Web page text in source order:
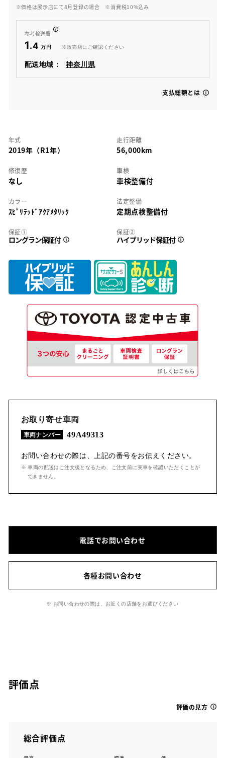
※価格は展示店にて8月登録の場合 ※消費税10%込み
参考輸送費
1.4 ※販売店にご確認ください
配送地域： 神奈川県
支払総額とは
年式
2019年（R1年）
走行距離
56,000km
修復歴
なし
車検
車検整備付
カラー
ｽﾋﾟﾘﾃｯﾄﾞｱｸｱﾒﾀﾘｯｸ
法定整備
定期点検整備付
保証①
ロングラン保証付
保証②
ハイブリッド保証付
お取り寄せ車両
車両ナンバー 49A49313
お問い合わせの際は、上記の番号をお伝えください。
※ 車両の配送はご注文後となるため、ご注文前に実車を確認いただくことが
できません。
電話でお問い合わせ
各種お問い合わせ
※ お問い合わせの際は、お近くの店舗をお選びください
評価点
評価の見方
総合評価点